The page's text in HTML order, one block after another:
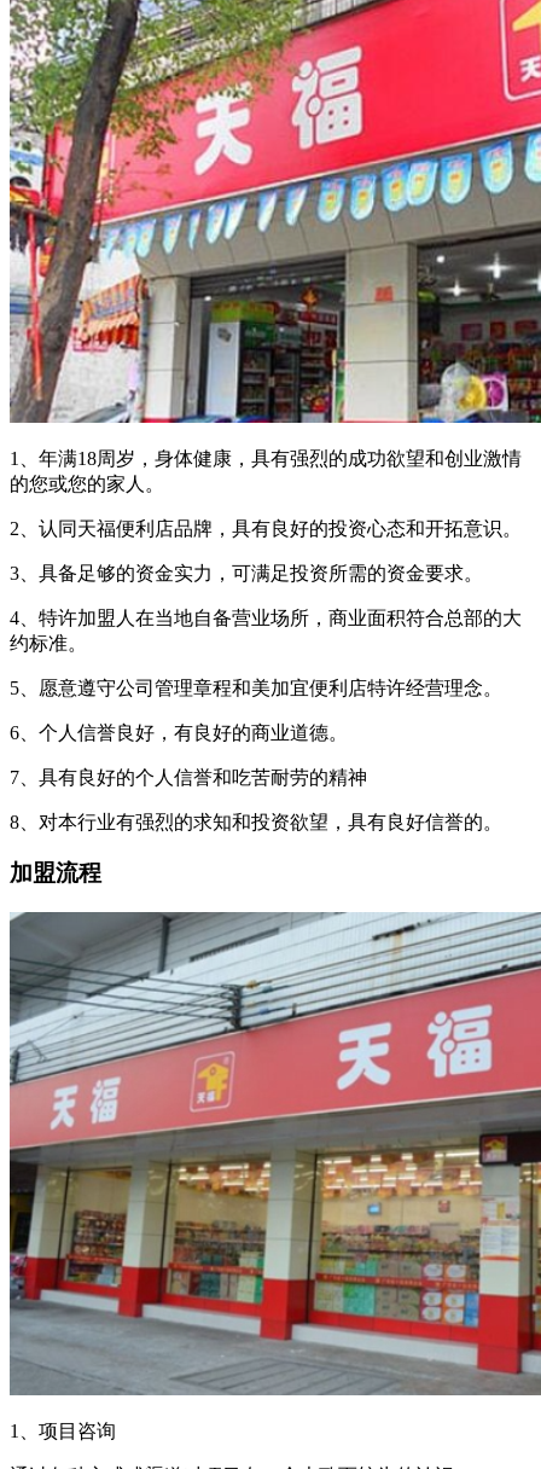
1、年满18周岁，身体健康，具有强烈的成功欲望和创业激情
的您或您的家人。
2、认同天福便利店品牌，具有良好的投资心态和开拓意识。
3、具备足够的资金实力，可满足投资所需的资金要求。
4、特许加盟人在当地自备营业场所，商业面积符合总部的大
约标准。
5、愿意遵守公司管理章程和美加宜便利店特许经营理念。
6、个人信誉良好，有良好的商业道德。
7、具有良好的个人信誉和吃苦耐劳的精神
8、对本行业有强烈的求知和投资欲望，具有良好信誉的。
加盟流程
1、项目咨询